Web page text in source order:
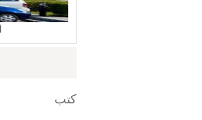
كتب